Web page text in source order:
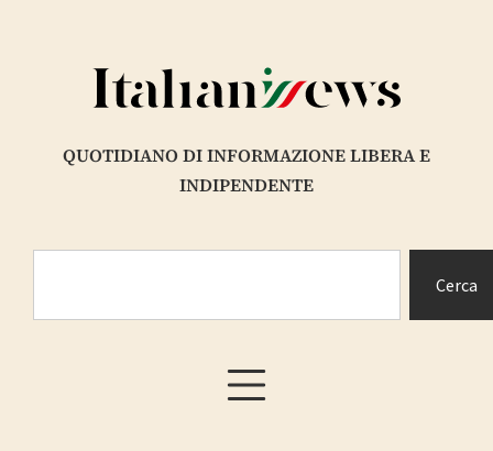
QUOTIDIANO DI INFORMAZIONE LIBERA E
INDIPENDENTE
Cerca